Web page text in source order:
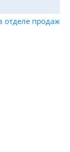
отделе продаж